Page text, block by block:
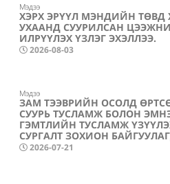
Мэдээ
ХЭРХ ЭРҮҮЛ МЭНДИЙН
УХААНД СУУРИЛСАН
ИЛРҮҮЛЭХ ҮЗЛЭГ ЭХЭЛЛЭЭ.
2026-08-03
Мэдээ
ЗАМ ТЭЭВРИЙН ОСОЛД
СУУРЬ ТУСЛАМЖ БОЛОН
ГЭМТЛИЙН ТУСЛАМЖ
СУРГАЛТ ЗОХИОН
2026-07-21